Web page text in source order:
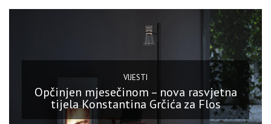
VIJESTI
Opčinjen mjesečinom – nova rasvjetna
tijela Konstantina Grčića za Flos